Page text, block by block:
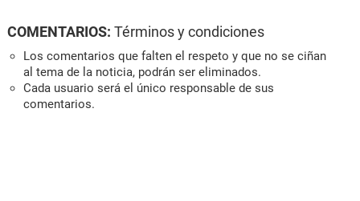
COMENTARIOS: Términos y condiciones
Los comentarios que falten el respeto y que no se ciñan
al tema de la noticia, podrán ser eliminados.
Cada usuario será el único responsable de sus
comentarios.